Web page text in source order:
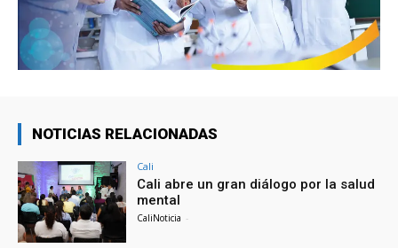
NOTICIAS RELACIONADAS
Cali
Cali abre un gran diálogo por la salud
mental
CaliNoticia -